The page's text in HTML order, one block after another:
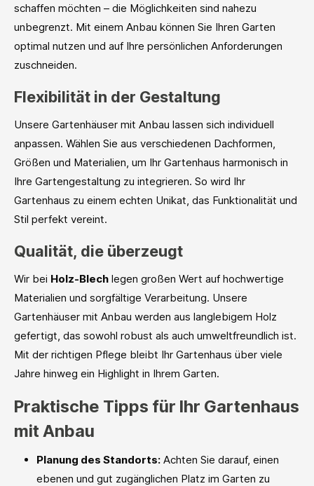
schaffen möchten – die Möglichkeiten sind nahezu
unbegrenzt. Mit einem Anbau können Sie Ihren Garten
optimal nutzen und auf Ihre persönlichen Anforderungen
zuschneiden.
Flexibilität in der Gestaltung
Unsere Gartenhäuser mit Anbau lassen sich individuell
anpassen. Wählen Sie aus verschiedenen Dachformen,
Größen und Materialien, um Ihr Gartenhaus harmonisch in
Ihre Gartengestaltung zu integrieren. So wird Ihr
Gartenhaus zu einem echten Unikat, das Funktionalität und
Stil perfekt vereint.
Qualität, die überzeugt
Wir bei Holz-Blech legen großen Wert auf hochwertige
Materialien und sorgfältige Verarbeitung. Unsere
Gartenhäuser mit Anbau werden aus langlebigem Holz
gefertigt, das sowohl robust als auch umweltfreundlich ist.
Mit der richtigen Pflege bleibt Ihr Gartenhaus über viele
Jahre hinweg ein Highlight in Ihrem Garten.
Praktische Tipps für Ihr Gartenhaus
mit Anbau
Planung des Standorts: Achten Sie darauf, einen
ebenen und gut zugänglichen Platz im Garten zu